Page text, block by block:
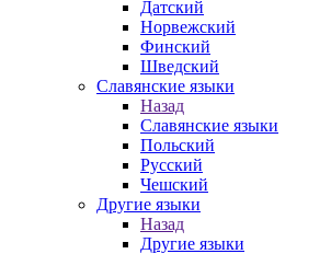
Датский
Норвежский
Финский
Шведский
Славянские языки
Назад
Славянские языки
Польский
Русский
Чешский
Другие языки
Назад
Другие языки